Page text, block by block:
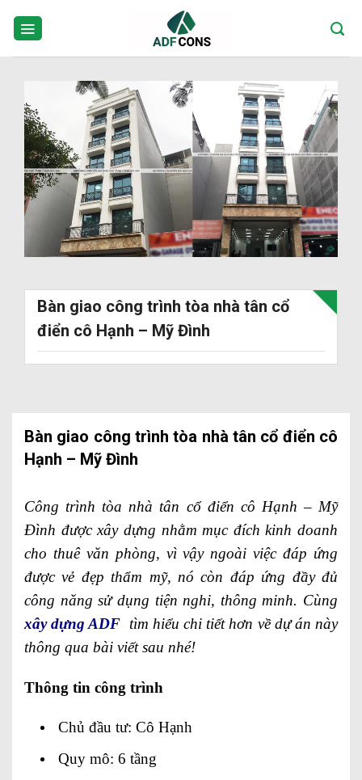
Bàn giao công trình tòa nhà tân cổ
điển cô Hạnh – Mỹ Đình
Bàn giao công trình tòa nhà tân cổ điển cô
Hạnh – Mỹ Đình
Công trình tòa nhà tân cổ điển cô Hạnh – Mỹ
Đình được xây dựng nhằm mục đích kinh doanh
cho thuê văn phòng, vì vậy ngoài việc đáp ứng
được vẻ đẹp thẩm mỹ, nó còn đáp ứng đầy đủ
công năng sử dụng tiện nghi, thông minh. Cùng
xây dựng ADF tìm hiểu chi tiết hơn về dự án này
thông qua bài viết sau nhé!
Thông tin công trình
Chủ đầu tư: Cô Hạnh
Quy mô: 6 tầng